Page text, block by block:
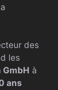
des
les
GmbH à
ans